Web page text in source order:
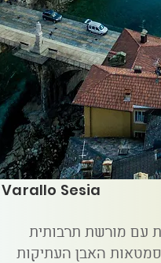
Varallo Sesia
עם מורשת תרבותית
סמטאות האבן העתיקות